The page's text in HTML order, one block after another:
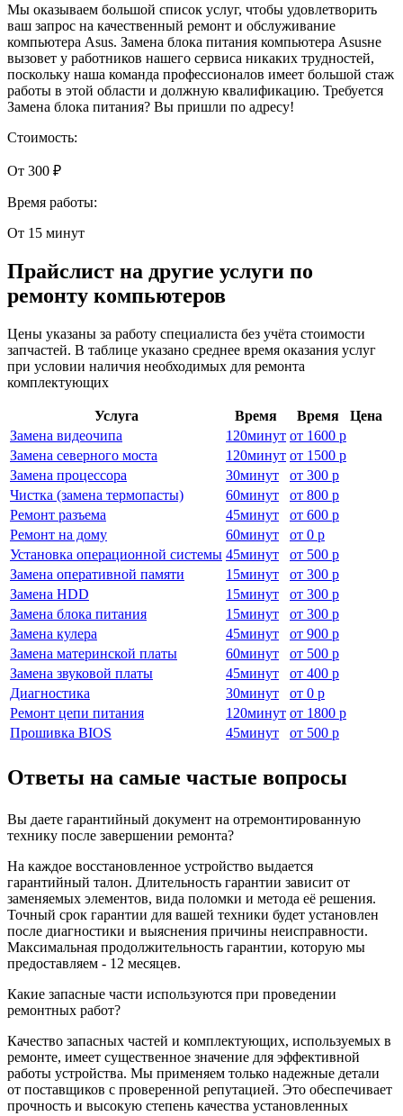
Мы оказываем большой список услуг, чтобы удовлетворить
ваш запрос на качественный ремонт и обслуживание
компьютера Asus. Замена блока питания компьютера Asusне
вызовет у работников нашего сервиса никаких трудностей,
поскольку наша команда профессионалов имеет большой стаж
работы в этой области и должную квалификацию. Требуется
Замена блока питания? Вы пришли по адресу!
Стоимость:
От 300 ₽
Время работы:
От 15 минут
Прайслист на другие услуги по
ремонту компьютеров
Цены указаны за работу специалиста без учёта стоимости
запчастей. В таблице указано среднее время оказания услуг
при условии наличия необходимых для ремонта
комплектующих
Услуга Время Время
Цена
Замена видеочипа
120минут от 1600 р
Замена северного моста
120минут от 1500 р
Замена процессора
30минут от 300 р
Чистка (замена термопасты)
60минут от 800 р
Ремонт разъема
45минут от 600 р
Ремонт на дому
60минут от 0 р
Установка операционной системы 45минут от 500 р
Замена оперативной памяти
15минут от 300 р
Замена HDD
15минут от 300 р
Замена блока питания
15минут от 300 р
Замена кулера
45минут от 900 р
Замена материнской платы
60минут от 500 р
Замена звуковой платы
45минут от 400 р
Диагностика
30минут от 0 р
Ремонт цепи питания
120минут от 1800 р
Прошивка BIOS
45минут от 500 р
Ответы на самые частые вопросы
Вы даете гарантийный документ на отремонтированную
технику после завершении ремонта?
На каждое восстановленное устройство выдается
гарантийный талон. Длительность гарантии зависит от
заменяемых элементов, вида поломки и метода её решения.
Точный срок гарантии для вашей техники будет установлен
после диагностики и выяснения причины неисправности.
Максимальная продолжительность гарантии, которую мы
предоставляем - 12 месяцев.
Какие запасные части используются при проведении
ремонтных работ?
Качество запасных частей и комплектующих, используемых в
ремонте, имеет существенное значение для эффективной
работы устройства. Мы применяем только надежные детали
от поставщиков с проверенной репутацией. Это обеспечивает
прочность и высокую степень качества установленных